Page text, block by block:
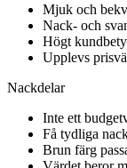
Mjuk och
Nack- och
Högt
Upplevs
Nackdelar
Inte ett
Få tydliga
Brun färg